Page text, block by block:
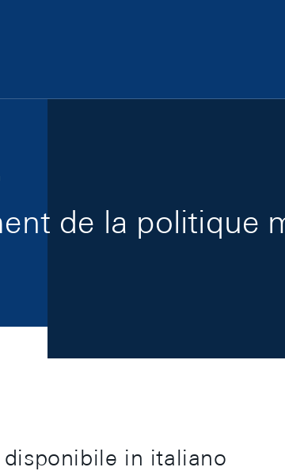
de la politique
in italiano